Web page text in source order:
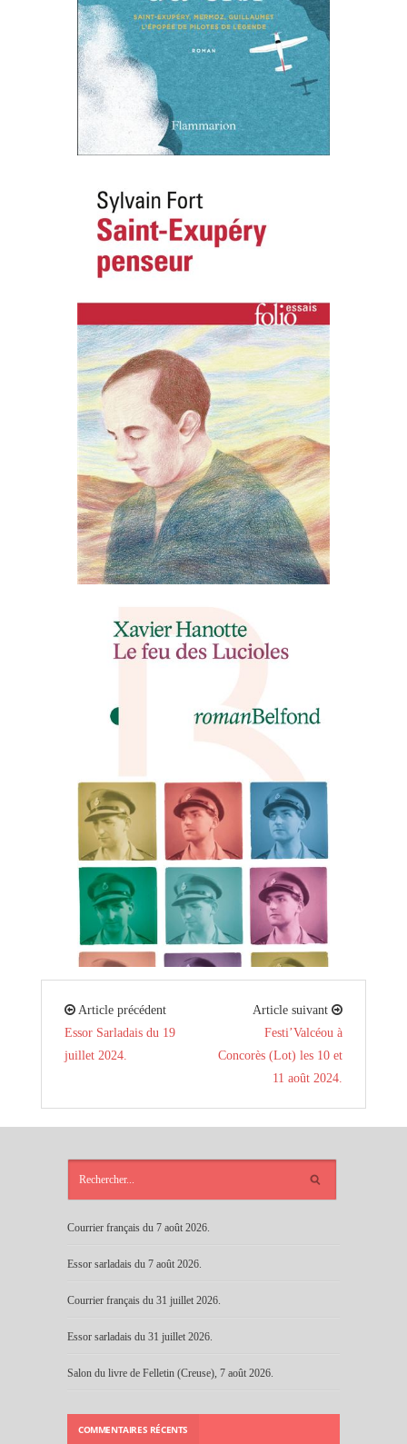
Article précédent
Essor Sarladais du 19
juillet 2024.
Article suivant
Festi’Valcéou à
Concorès (Lot) les 10 et
11 août 2024.
Courrier français du 7 août 2026.
Essor sarladais du 7 août 2026.
Courrier français du 31 juillet 2026.
Essor sarladais du 31 juillet 2026.
Salon du livre de Felletin (Creuse), 7 août 2026.
COMMENTAIRES RÉCENTS